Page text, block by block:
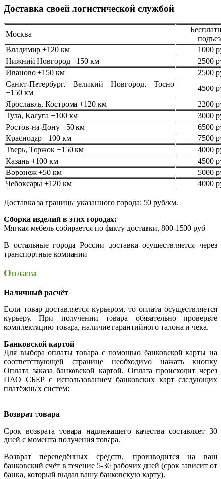
Доставка своей логистической службой
Москва
Владимир +120 км
1000
Нижний Новгород +150 км
2500
Иваново +150 км
2500
Санкт-Петербург, Великий Новгород, Тосно
+150 км
4500
Ярославль, Кострома +120 км
2200
Тула, Калуга +100 км
3000
Ростов-на-Дону +50 км
6500
Краснодар +100 км
7500
Тверь, Торжок +150 км
4000
Казань +100 км
4500
Воронеж +50 км
5000
Чебоксары +120 км
4000
Доставка за границы указанного города: 50 руб/км.
Сборка изделий в этих городах:
Мягкая мебель собирается по факту доставки, 800-1500 руб
В остальные города России доставка осуществляется через
транспортные компании
Оплата
Наличный расчёт
Если товар доставляется курьером, то оплата осуществляется
курьеру. При получении товара обязательно проверьте
комплектацию товара, наличие гарантийного талона и чека.
Банковской картой
Для выбора оплаты товара с помощью банковской карты на
соответствующей странице необходимо нажать кнопку
Оплата заказа банковской картой. Оплата происходит через
ПАО СБЕР с использованием банковских карт следующих
платёжных систем:
Возврат товара
Срок возврата товара надлежащего качества составляет 30
дней с момента получения товара.
Возврат переведённых средств, производится на ваш
банковский счёт в течение 5-30 рабочих дней (срок зависит от
банка, который выдал вашу банковскую карту).